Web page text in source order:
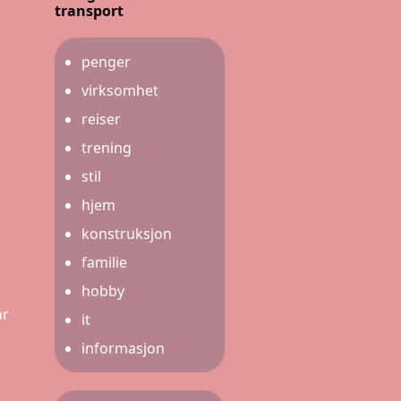
transport
penger
virksomhet
reiser
trening
stil
hjem
konstruksjon
familie
hobby
it
informasjon